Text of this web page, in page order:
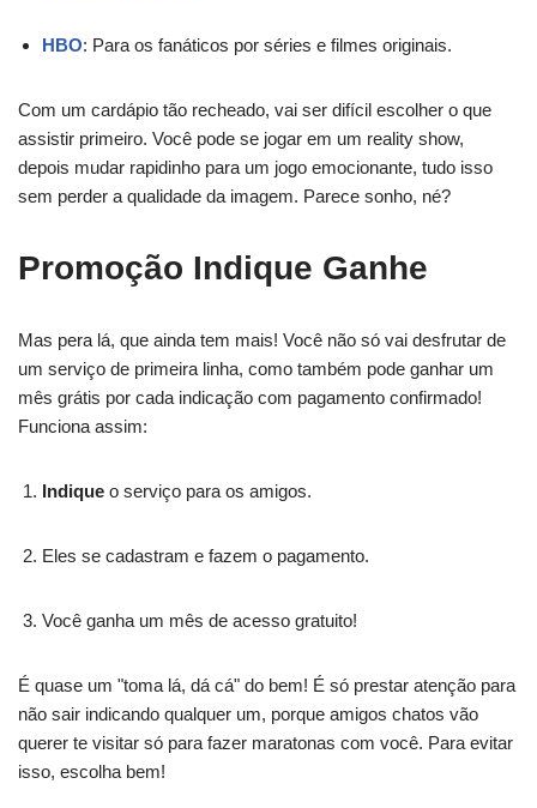
HBO: Para os fanáticos por séries e filmes originais.
Com um cardápio tão recheado, vai ser difícil escolher o que
assistir primeiro. Você pode se jogar em um reality show,
depois mudar rapidinho para um jogo emocionante, tudo isso
sem perder a qualidade da imagem. Parece sonho, né?
Promoção Indique Ganhe
Mas pera lá, que ainda tem mais! Você não só vai desfrutar de
um serviço de primeira linha, como também pode ganhar um
mês grátis por cada indicação com pagamento confirmado!
Funciona assim:
Indique o serviço para os amigos.
Eles se cadastram e fazem o pagamento.
Você ganha um mês de acesso gratuito!
É quase um "toma lá, dá cá" do bem! É só prestar atenção para
não sair indicando qualquer um, porque amigos chatos vão
querer te visitar só para fazer maratonas com você. Para evitar
isso, escolha bem!